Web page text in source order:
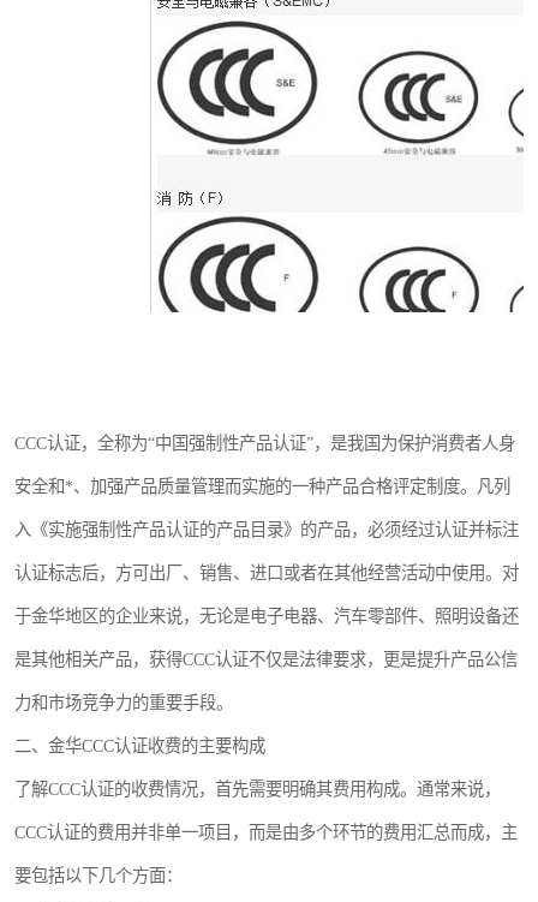
CCC认证，全称为“中国强制性产品认证”，是我国为保护消费者人身
安全和*、加强产品质量管理而实施的一种产品合格评定制度。凡列
入《实施强制性产品认证的产品目录》的产品，必须经过认证并标注
认证标志后，方可出厂、销售、进口或者在其他经营活动中使用。对
于金华地区的企业来说，无论是电子电器、汽车零部件、照明设备还
是其他相关产品，获得CCC认证不仅是法律要求，更是提升产品公信
力和市场竞争力的重要手段。
二、金华CCC认证收费的主要构成
了解CCC认证的收费情况，首先需要明确其费用构成。通常来说，
CCC认证的费用并非单一项目，而是由多个环节的费用汇总而成，主
要包括以下几个方面：